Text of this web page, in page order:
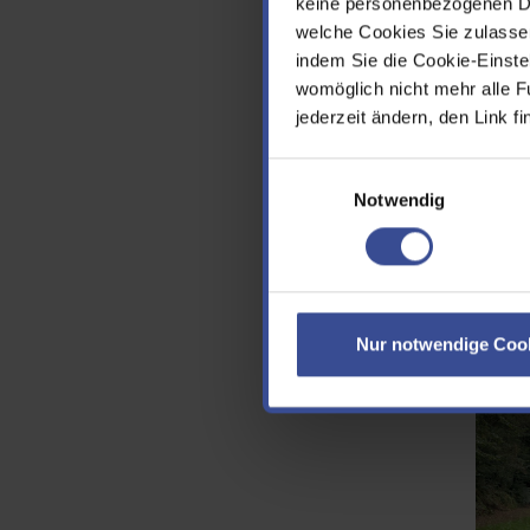
welche Cookies Sie
indem Sie die Cookie-
womöglich nicht mehr alle
jederzeit ändern, den Link
Notwendig
Nur notwendige
Das
In der
das
über
4.0)
ist